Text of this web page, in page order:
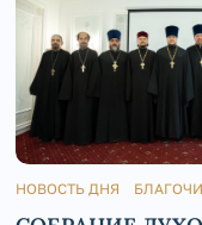
НОВОСТЬ ДНЯ